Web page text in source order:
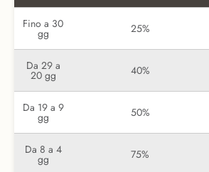
Fino a 30
gg 25%
Da 29 a
20 gg 40%
Da 19 a 9
gg 50%
Da 8 a 4
gg 75%